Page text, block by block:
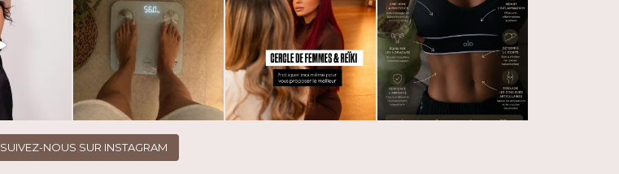
SUIVEZ-NOUS SUR INSTAGRAM